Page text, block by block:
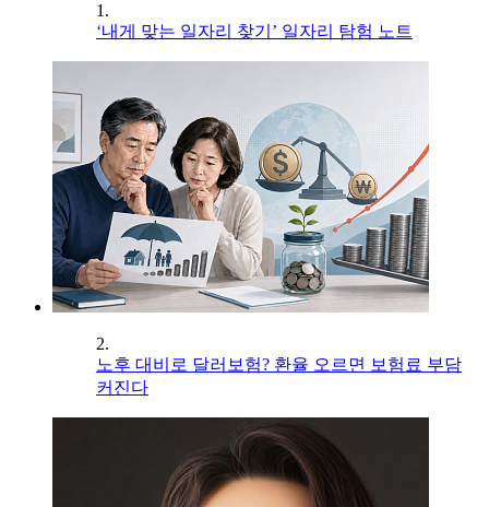
1.
‘내게 맞는 일자리 찾기’ 일자리 탐험 노트
2.
노후 대비로 달러보험? 환율 오르면 보험료 부담
커진다